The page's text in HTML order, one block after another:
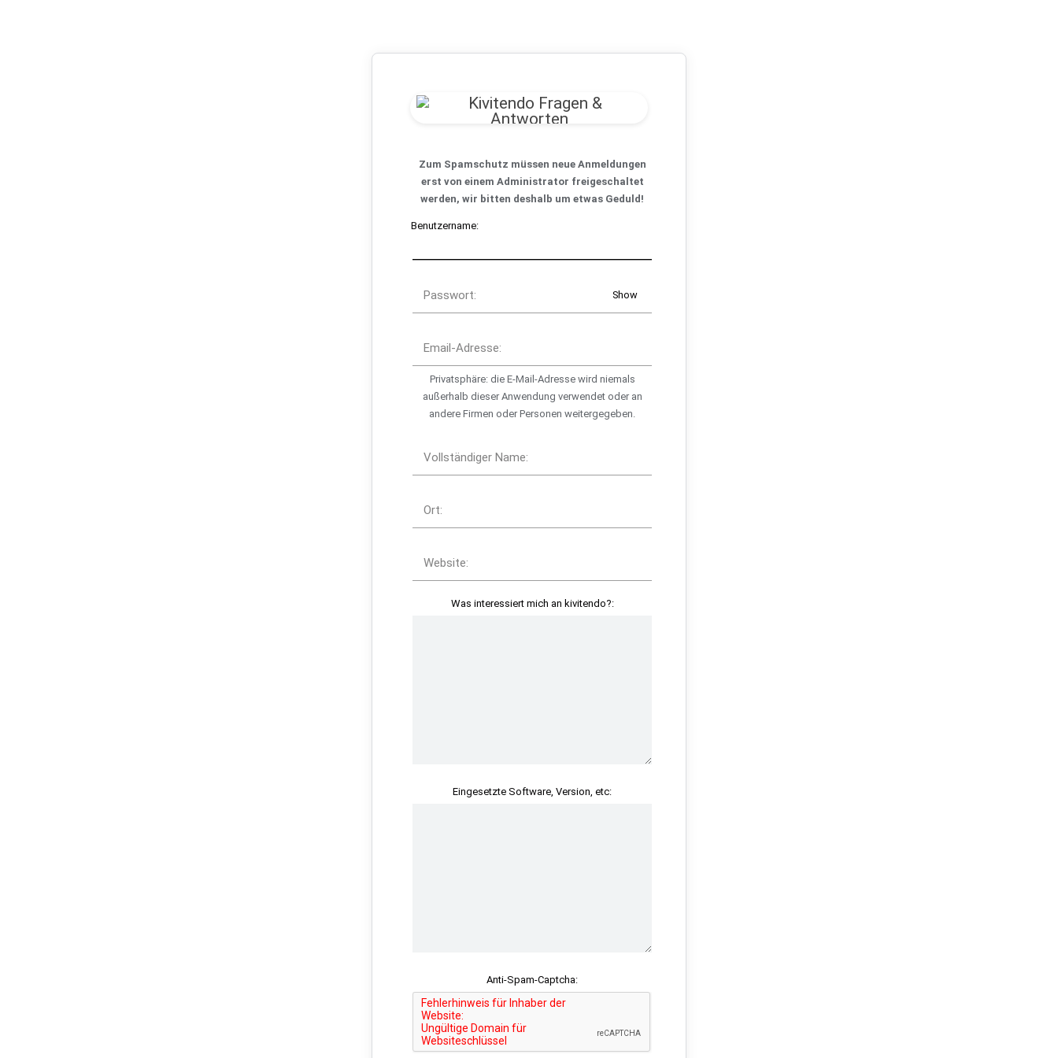
Zum Spamschutz müssen neue Anmeldungen
erst von einem Administrator freigeschaltet
werden, wir bitten deshalb um etwas Geduld!
Benutzername:
Show
Passwort:
Email-Adresse:
Privatsphäre: die E-Mail-Adresse wird niemals
außerhalb dieser Anwendung verwendet oder an
andere Firmen oder Personen weitergegeben.
Vollständiger Name:
Ort:
Website:
Was interessiert mich an kivitendo?:
Eingesetzte Software, Version, etc:
Anti-Spam-Captcha: